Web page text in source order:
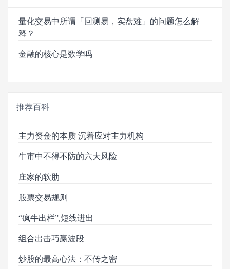
量化交易中所谓「回测易，实盘难」的问题怎么解
释？
金融的核心是数学吗
推荐百科
主力资金的本质 沉着应对主力机构
牛市中不得不防的六大风险
庄家的软肋
股票交易规则
“疯牛出栏”,短线进出
组合出击巧赢波段
炒股的最高心法：不传之密